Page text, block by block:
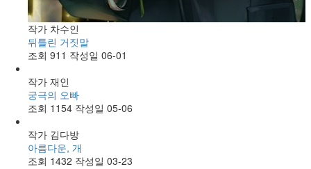
작가 차수인
뒤틀린 거짓말
조회 911 작성일 06-01
작가 재인
궁극의 오빠
조회 1154 작성일 05-06
작가 김다방
아름다운, 개
조회 1432 작성일 03-23